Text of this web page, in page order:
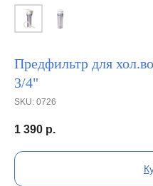
Предфильтр для
3/4"
SKU: 0726
1 390 р.